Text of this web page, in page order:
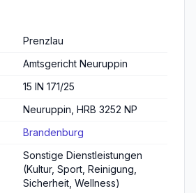
Prenzlau
Amtsgericht Neuruppin
15 IN 171/25
Neuruppin, HRB 3252 NP
Brandenburg
Sonstige Dienstleistungen
(Kultur, Sport, Reinigung,
Sicherheit, Wellness)